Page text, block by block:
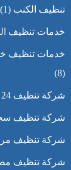
تنظيف الكنب (1)
خدمات تنظيف
خدمات تنظيف
(8)
شركة تنظيف 24 ساعة
شركة تنظيف
شركة تنظيف
شركة تنظيف